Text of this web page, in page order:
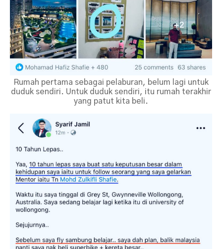
Rumah pertama sebagai pelaburan, belum lagi untuk
duduk sendiri. Untuk duduk sendiri, itu rumah terakhir
yang patut kita beli.